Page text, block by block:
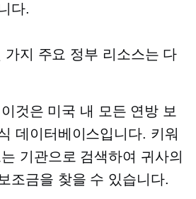
다.
가지 주요 정부 리소스는 다
것은 미국 내 모든 연방 보
데이터베이스입니다. 키워
기관으로 검색하여 귀사의
조금을 찾을 수 있습니다.